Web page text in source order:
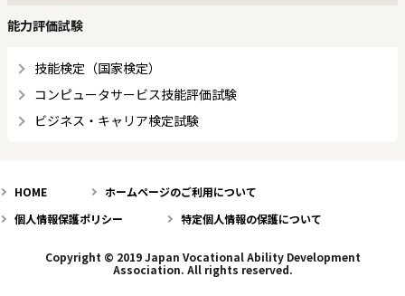
能力評価試験
技能検定（国家検定）
コンピュータサービス技能評価試験
ビジネス・キャリア検定試験
HOME
ホームページのご利用について
個人情報保護ポリシー
特定個人情報の保護について
Copyright © 2019 Japan Vocational Ability Development
Association. All rights reserved.